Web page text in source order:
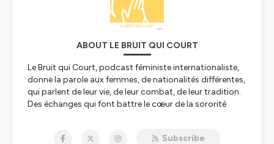
ABOUT LE BRUIT QUI COURT
Le Bruit qui Court, podcast féministe internationaliste,
donne la parole aux femmes, de nationalités différentes,
qui parlent de leur vie, de leur combat, de leur tradition.
Des échanges qui font battre le cœur de la sororité
Subscribe